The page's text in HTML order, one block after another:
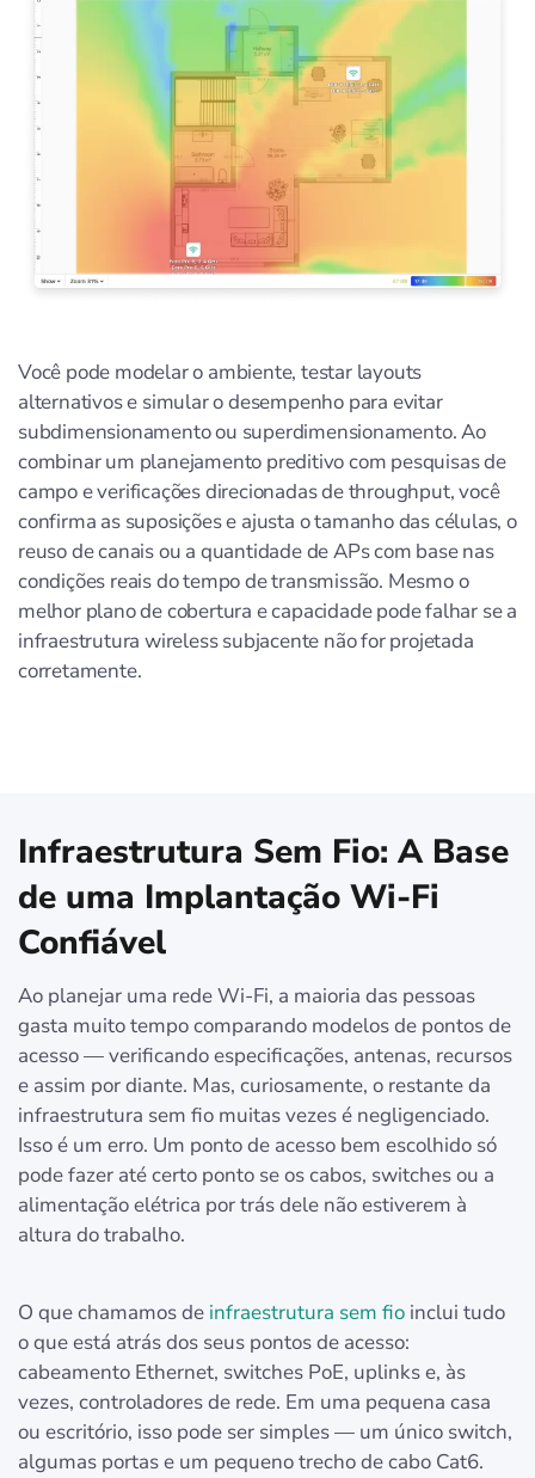
Você pode modelar o ambiente, testar layouts
alternativos e simular o desempenho para evitar
subdimensionamento ou superdimensionamento. Ao
combinar um planejamento preditivo com pesquisas de
campo e verificações direcionadas de throughput, você
confirma as suposições e ajusta o tamanho das células, o
reuso de canais ou a quantidade de APs com base nas
condições reais do tempo de transmissão. Mesmo o
melhor plano de cobertura e capacidade pode falhar se a
infraestrutura wireless subjacente não for projetada
corretamente.
Infraestrutura Sem Fio: A Base
de uma Implantação Wi-Fi
Confiável
Ao planejar uma rede Wi-Fi, a maioria das pessoas
gasta muito tempo comparando modelos de pontos de
acesso — verificando especificações, antenas, recursos
e assim por diante. Mas, curiosamente, o restante da
infraestrutura sem fio muitas vezes é negligenciado.
Isso é um erro. Um ponto de acesso bem escolhido só
pode fazer até certo ponto se os cabos, switches ou a
alimentação elétrica por trás dele não estiverem à
altura do trabalho.
O que chamamos de infraestrutura sem fio inclui tudo
o que está atrás dos seus pontos de acesso:
cabeamento Ethernet, switches PoE, uplinks e, às
vezes, controladores de rede. Em uma pequena casa
ou escritório, isso pode ser simples — um único switch,
algumas portas e um pequeno trecho de cabo Cat6.